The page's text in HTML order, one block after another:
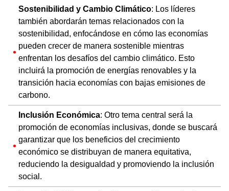
Sostenibilidad y Cambio Climático: Los líderes
también abordarán temas relacionados con la
sostenibilidad, enfocándose en cómo las economías
pueden crecer de manera sostenible mientras
enfrentan los desafíos del cambio climático. Esto
incluirá la promoción de energías renovables y la
transición hacia economías con bajas emisiones de
carbono.
Inclusión Económica: Otro tema central será la
promoción de economías inclusivas, donde se buscará
garantizar que los beneficios del crecimiento
económico se distribuyan de manera equitativa,
reduciendo la desigualdad y promoviendo la inclusión
social.